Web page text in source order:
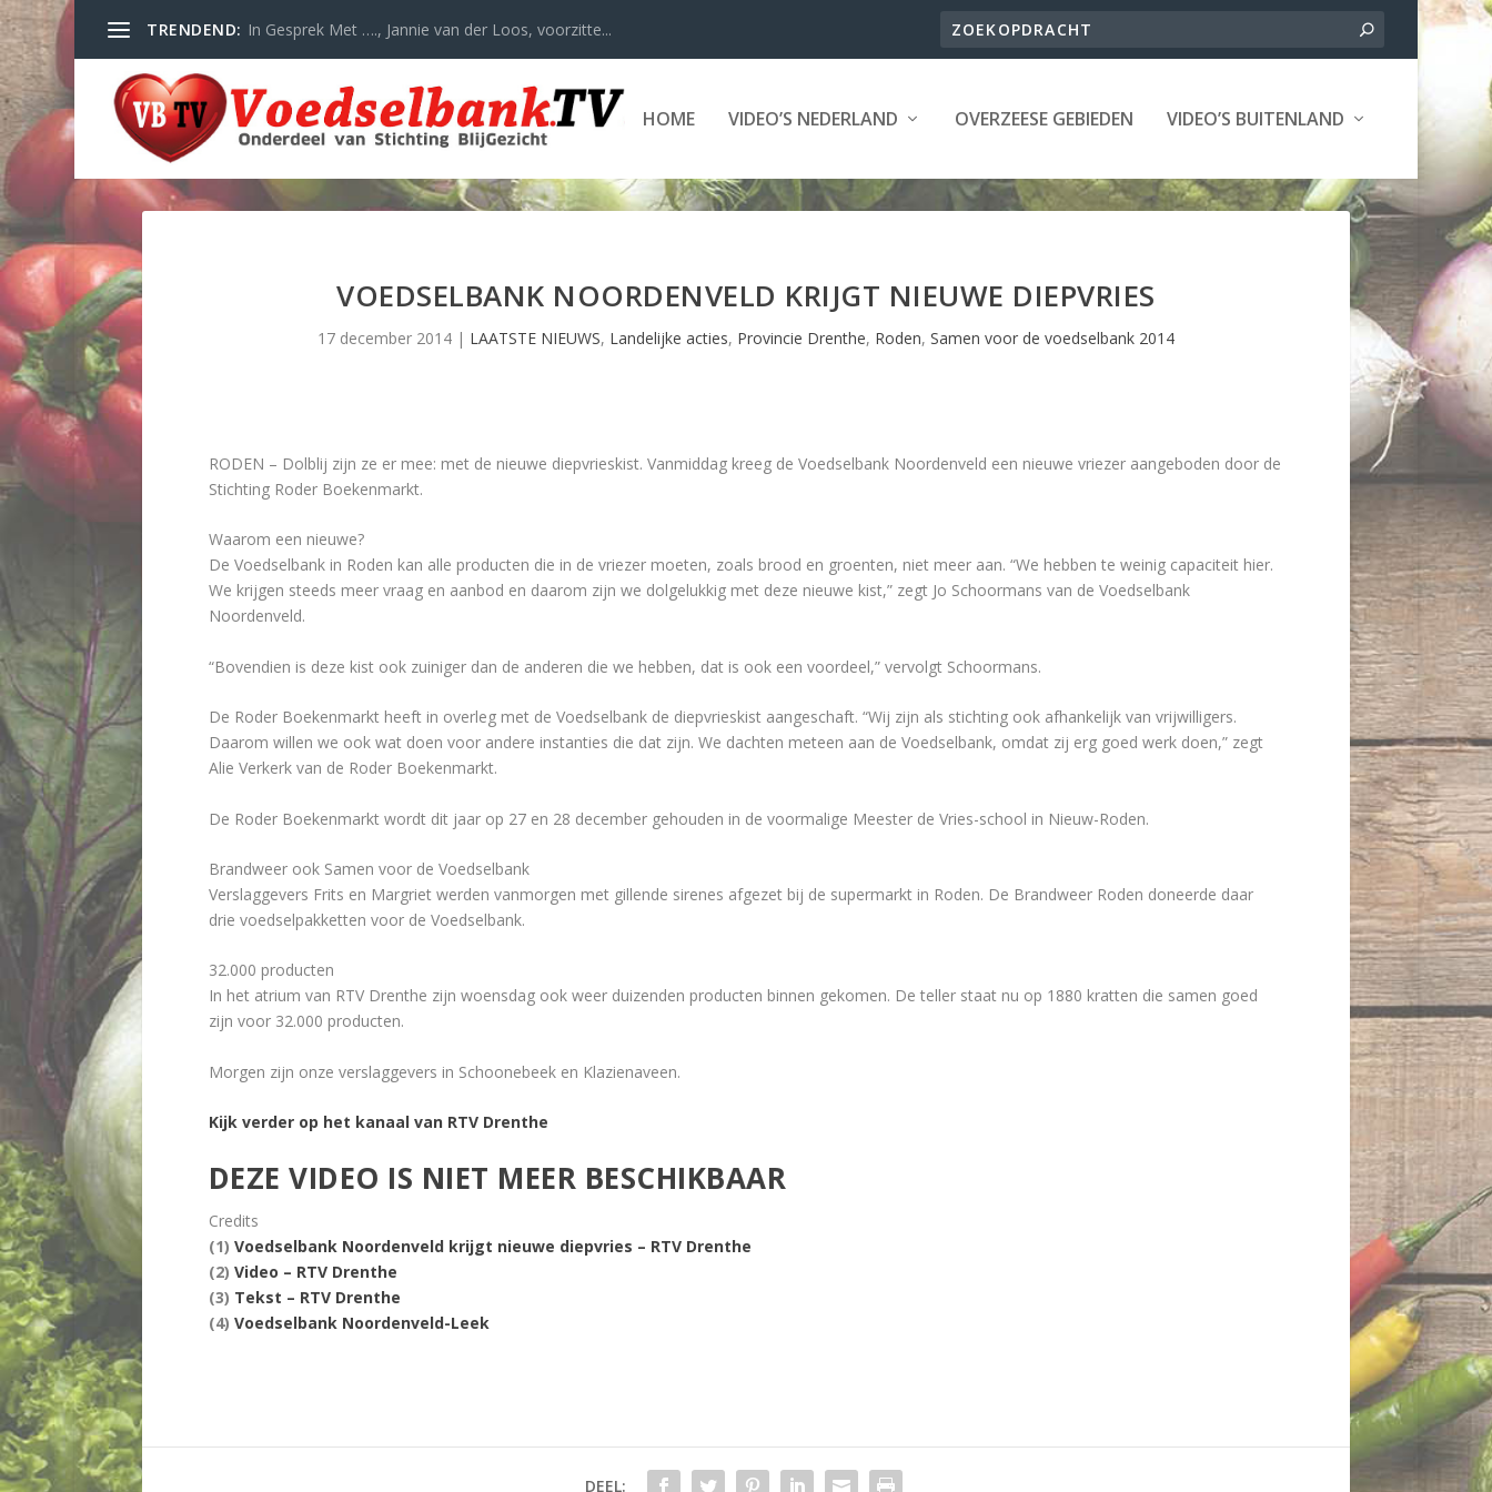
TRENDEND: In Gesprek Met …., Jannie van der Loos, voorzitte...
HOME VIDEO’S NEDERLAND OVERZEESE GEBIEDEN VIDEO’S BUITENLAND
VOEDSELBANK NOORDENVELD KRIJGT NIEUWE DIEPVRIES
17 december 2014 | LAATSTE NIEUWS, Landelijke acties, Provincie Drenthe, Roden, Samen voor de voedselbank 2014
RODEN – Dolblij zijn ze er mee: met de nieuwe diepvrieskist. Vanmiddag kreeg de Voedselbank Noordenveld een nieuwe vriezer aangeboden door de
Stichting Roder Boekenmarkt.
Waarom een nieuwe?
De Voedselbank in Roden kan alle producten die in de vriezer moeten, zoals brood en groenten, niet meer aan. “We hebben te weinig capaciteit hier.
We krijgen steeds meer vraag en aanbod en daarom zijn we dolgelukkig met deze nieuwe kist,” zegt Jo Schoormans van de Voedselbank
Noordenveld.
“Bovendien is deze kist ook zuiniger dan de anderen die we hebben, dat is ook een voordeel,” vervolgt Schoormans.
De Roder Boekenmarkt heeft in overleg met de Voedselbank de diepvrieskist aangeschaft. “Wij zijn als stichting ook afhankelijk van vrijwilligers.
Daarom willen we ook wat doen voor andere instanties die dat zijn. We dachten meteen aan de Voedselbank, omdat zij erg goed werk doen,” zegt
Alie Verkerk van de Roder Boekenmarkt.
De Roder Boekenmarkt wordt dit jaar op 27 en 28 december gehouden in de voormalige Meester de Vries-school in Nieuw-Roden.
Brandweer ook Samen voor de Voedselbank
Verslaggevers Frits en Margriet werden vanmorgen met gillende sirenes afgezet bij de supermarkt in Roden. De Brandweer Roden doneerde daar
drie voedselpakketten voor de Voedselbank.
32.000 producten
In het atrium van RTV Drenthe zijn woensdag ook weer duizenden producten binnen gekomen. De teller staat nu op 1880 kratten die samen goed
zijn voor 32.000 producten.
Morgen zijn onze verslaggevers in Schoonebeek en Klazienaveen.
Kijk verder op het kanaal van RTV Drenthe
DEZE VIDEO IS NIET MEER BESCHIKBAAR
Credits
(1) Voedselbank Noordenveld krijgt nieuwe diepvries – RTV Drenthe
(2) Video – RTV Drenthe
(3) Tekst – RTV Drenthe
(4) Voedselbank Noordenveld-Leek
DEEL: